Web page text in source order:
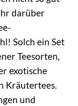
darüber
Solch ein Set
Teesorten,
exotische
Kräutertees.
und